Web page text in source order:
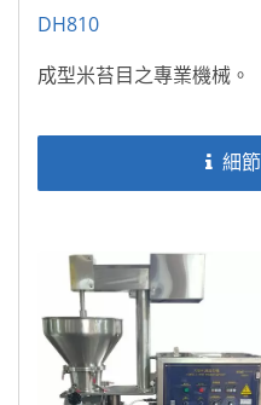
DH810
成型米苔目之專業機械。
細節